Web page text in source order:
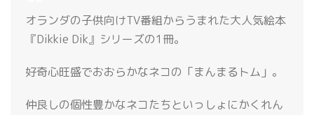
オランダの子供向けTV番組からうまれた大人気絵本
『Dikkie Dik』シリーズの1冊。
好奇心旺盛でおおらかなネコの「まんまるトム」。
仲良しの個性豊かなネコたちといっしょにかくれん